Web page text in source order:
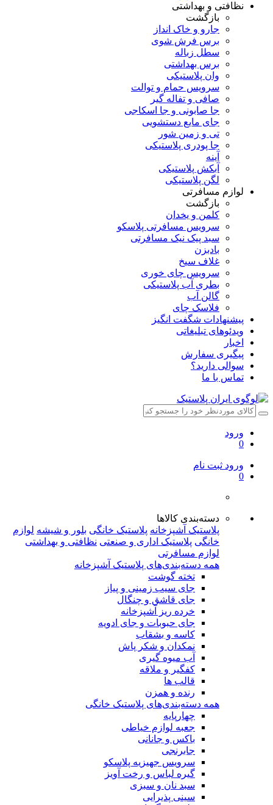
نظافتی و بهداشتی
بازگشت
جارو و خاک انداز
برس فرش شوی
سطل زباله
برس بهداشتی
وان پلاستیکی
سرویس حمام و توالت
صافی و تفاله گیر
جا صابونی و جا اسکاجی
جای مایع دستشویی
تی و زمین شور
جا پودری پلاستیکی
آینه
آبکش پلاستیکی
لگن پلاستیکی
لوازم مسافرتی
بازگشت
کلمن و یخدان
سرویس مسافرتی پلاسکو
سبد پیک نیک مسافرتی
بادبزن
غلاف سیخ
سرویس چای خوری
بطری آب پلاستیکی
گالن آب
فلاسک چای
پیشنهادات شگفت انگیز
ویدئوهای تبلیغاتی
اخبار
پیگیری سفارش
سوالی دارید؟
تماس با ما
ورود
0
ورود ثبت نام
0
دسته‌بندی کالاها
پلاستیک آشپزخانه پلاستیک خانگی بلور و شیشه لوازم
خانگی پلاستیک اداری و صنعتی نظافتی و بهداشتی
لوازم مسافرتی
همه دسته‌بندی‌های پلاستیک آشپزخانه
تخته گوشت
جای سیب زمینی و پیاز
جای قاشق و چنگال
خرده ریز آشپزخانه
جای حبوبات و جای ادویه
کاسه و بشقاب
نمکدان و شکر پاش
آب میوه گیری
کفگیر و ملاقه
قالب ها
رنده و همزن
همه دسته‌بندی‌های پلاستیک خانگی
چهارپایه
جعبه لوازم خیاطی
باکس و جانانی
جابرنجی
سرویس جهیزیه پلاسکو
گیره لباس و رخت آویز
سبد نان و سبزی
سینی پذیرایی